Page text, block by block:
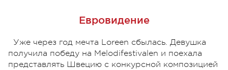
Евровидение
Уже через год мечта Loreen сбылась. Девушка
получила победу на Melodifestivalen и поехала
представлять Швецию с конкурсной композицией